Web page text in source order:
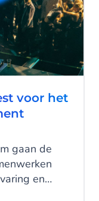
voor het
gaan de
en